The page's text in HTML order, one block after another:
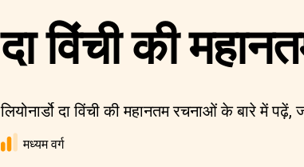
दा विंची की
लियोनार्डो दा विंची की महानतम रचनाओं के बारे में
मध्यम वर्ग